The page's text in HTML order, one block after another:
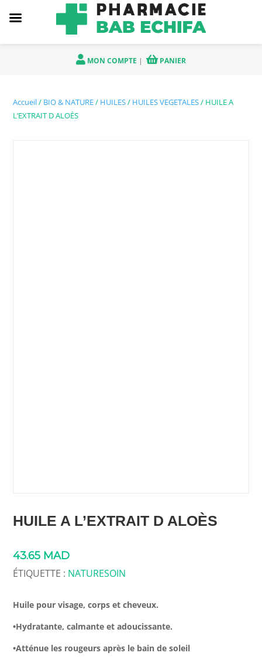
MON COMPTE | PANIER
Accueil/ BIO & NATURE/ HUILES/ HUILES VEGETALES/ HUILE A
L’EXTRAIT D ALOÈS
HUILE A L’EXTRAIT D ALOÈS
43.65 MAD
ÉTIQUETTE : NATURESOIN
Huile pour visage, corps et cheveux.
•Hydratante, calmante et adoucissante.
•Atténue les rougeurs après le bain de soleil